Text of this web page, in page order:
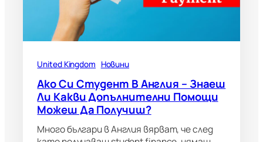
United Kingdom Новини
Ако Си Студент В Англия – Знаеш
Ли Какви Допълнителни Помощи
Можеш Да Получиш?
Много българи в Англия вярват, че след